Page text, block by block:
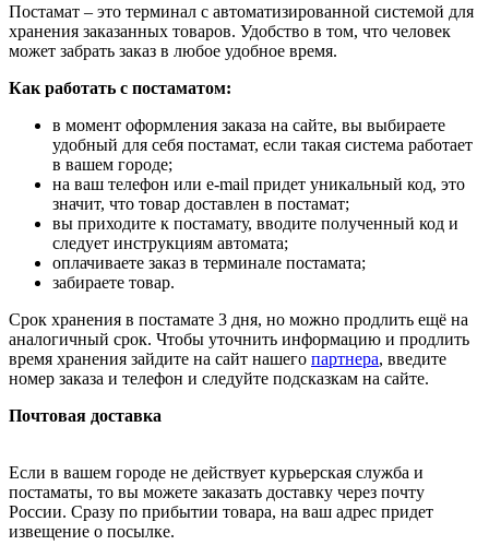
Постамат – это терминал с автоматизированной системой для
хранения заказанных товаров. Удобство в том, что человек
может забрать заказ в любое удобное время.
Как работать с постаматом:
в момент оформления заказа на сайте, вы выбираете
удобный для себя постамат, если такая система работает
в вашем городе;
на ваш телефон или e-mail придет уникальный код, это
значит, что товар доставлен в постамат;
вы приходите к постамату, вводите полученный код и
следует инструкциям автомата;
оплачиваете заказ в терминале постамата;
забираете товар.
Срок хранения в постамате 3 дня, но можно продлить ещё на
аналогичный срок. Чтобы уточнить информацию и продлить
время хранения зайдите на сайт нашего партнера, введите
номер заказа и телефон и следуйте подсказкам на сайте.
Почтовая доставка
Если в вашем городе не действует курьерская служба и
постаматы, то вы можете заказать доставку через почту
России. Сразу по прибытии товара, на ваш адрес придет
извещение о посылке.